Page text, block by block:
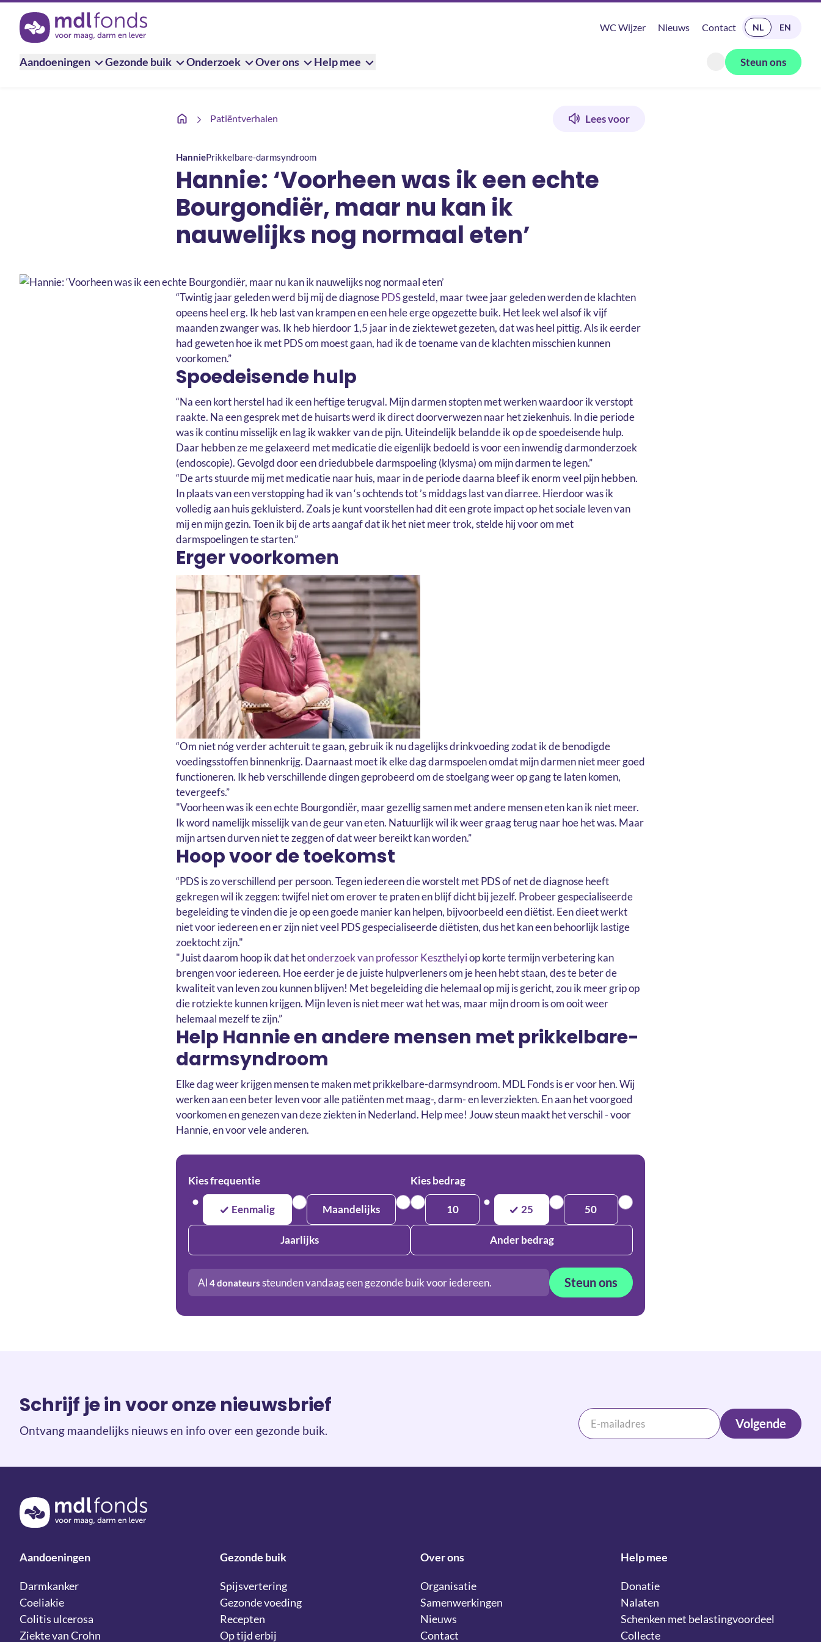
Terug naar de homepage
WC Wijzer Nieuws Contact READ IN ENGLISH
NL EN
Aandoeningen Gezonde buik Onderzoek Over ons Help mee
Zoeken openen
Steun ons
Patiëntverhalen
Hannie: ‘Voorheen was ik een echte Bourgondiër, maar nu kan ik nauwelijks nog normaal eten’
Lees voor
Hannie: ‘Voorheen was ik een echte
Bourgondiër, maar nu kan ik
nauwelijks nog normaal eten’
HanniePrikkelbare-darmsyndroom
“Twintig jaar geleden werd bij mij de diagnosePDSgesteld, maar twee jaar geleden werden de klachten
opeens heel erg. Ik heb last van krampen en een hele erge opgezette buik. Het leek wel alsof ik vijf
maanden zwanger was. Ik heb hierdoor 1,5 jaar in de ziektewet gezeten, dat was heel pittig. Als ik eerder
had geweten hoe ik met PDS om moest gaan, had ik de toename van de klachten misschien kunnen
voorkomen.”
Spoedeisende hulp
“Na een kort herstel had ik een heftige terugval. Mijn darmen stopten met werken waardoor ik verstopt
raakte. Na een gesprek met de huisarts werd ik direct doorverwezen naar het ziekenhuis. In die periode
was ik continu misselijk en lag ik wakker van de pijn. Uiteindelijk belandde ik op de spoedeisende hulp.
Daar hebben ze me gelaxeerd met medicatie die eigenlijk bedoeld is voor een inwendig darmonderzoek
(endoscopie). Gevolgd door een driedubbele darmspoeling (klysma) om mijn darmen te legen.”
“De arts stuurde mij met medicatie naar huis, maar in de periode daarna bleef ik enorm veel pijn hebben.
In plaats van een verstopping had ik van ‘s ochtends tot ’s middags last van diarree. Hierdoor was ik
volledig aan huis gekluisterd. Zoals je kunt voorstellen had dit een grote impact op het sociale leven van
mij en mijn gezin. Toen ik bij de arts aangaf dat ik het niet meer trok, stelde hij voor om met
darmspoelingen te starten.”
Erger voorkomen
“Om niet nóg verder achteruit te gaan, gebruik ik nu dagelijks drinkvoeding zodat ik de benodigde
voedingsstoffen binnenkrijg. Daarnaast moet ik elke dag darmspoelen omdat mijn darmen niet meer goed
functioneren. Ik heb verschillende dingen geprobeerd om de stoelgang weer op gang te laten komen,
tevergeefs.”
"Voorheen was ik een echte Bourgondiër, maar gezellig samen met andere mensen eten kan ik niet meer.
Ik word namelijk misselijk van de geur van eten. Natuurlijk wil ik weer graag terug naar hoe het was. Maar
mijn artsen durven niet te zeggen of dat weer bereikt kan worden.”
Hoop voor de toekomst
“PDS is zo verschillend per persoon. Tegen iedereen die worstelt met PDS of net de diagnose heeft
gekregen wil ik zeggen: twijfel niet om erover te praten en blijf dicht bij jezelf. Probeer gespecialiseerde
begeleiding te vinden die je op een goede manier kan helpen, bijvoorbeeld een diëtist. Een dieet werkt
niet voor iedereen en er zijn niet veel PDS gespecialiseerde diëtisten, dus het kan een behoorlijk lastige
zoektocht zijn."
"Juist daarom hoop ik dat hetonderzoek van professor Keszthelyiop korte termijn verbetering kan
brengen voor iedereen. Hoe eerder je de juiste hulpverleners om je heen hebt staan, des te beter de
kwaliteit van leven zou kunnen blijven! Met begeleiding die helemaal op mij is gericht, zou ik meer grip op
die rotziekte kunnen krijgen. Mijn leven is niet meer wat het was, maar mijn droom is om ooit weer
helemaal mezelf te zijn.”
Help Hannie en andere mensen met prikkelbare-
darmsyndroom
Elke dag weer krijgen mensen te maken met prikkelbare-darmsyndroom. MDL Fonds is er voor hen. Wij
werken aan een beter leven voor alle patiënten met maag-, darm- en leverziekten. En aan het voorgoed
voorkomen en genezen van deze ziekten in Nederland. Help mee! Jouw steun maakt het verschil - voor
Hannie, en voor vele anderen.
Kies frequentie
Eenmalig Maandelijks
Jaarlijks
Kies bedrag
10 25 50
Ander bedrag
Al 4donateurs steunden vandaag een gezonde buik voor iedereen. Steun ons
Schrijf je in voor onze nieuwsbrief
Ontvang maandelijks nieuws en info over een gezonde buik. Volgende
Terug naar de homepage
Aandoeningen
Darmkanker
Coeliakie
Colitis ulcerosa
Ziekte van Crohn
Gezonde buik
Spijsvertering
Gezonde voeding
Recepten
Op tijd erbij
Over ons
Organisatie
Samenwerkingen
Nieuws
Contact
Help mee
Donatie
Nalaten
Schenken met belastingvoordeel
Collecte